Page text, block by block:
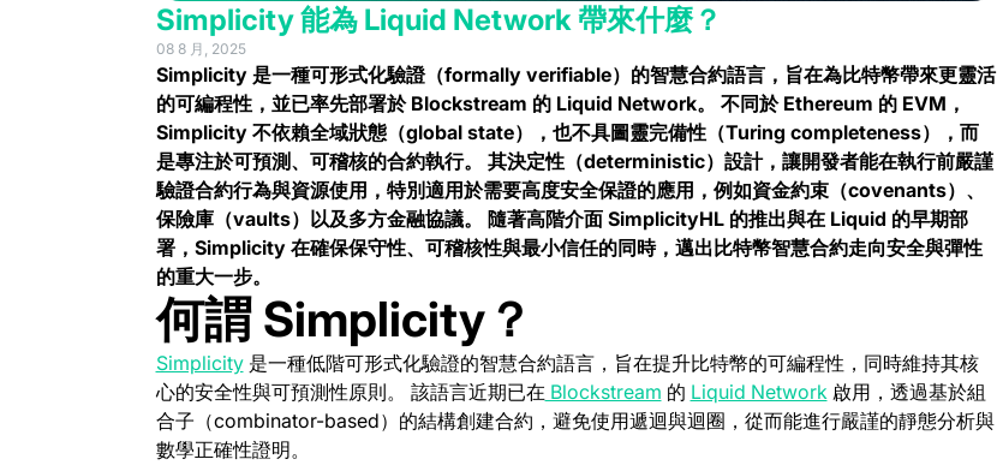
Simplicity 能為 Liquid Network 帶來什麼？
08 8 月, 2025
Simplicity 是一種可形式化驗證（formally verifiable）的智慧合約語言，旨在為比特幣帶來更靈活
的可編程性，並已率先部署於 Blockstream 的 Liquid Network。 不同於 Ethereum 的 EVM，
Simplicity 不依賴全域狀態（global state），也不具圖靈完備性（Turing completeness），而
是專注於可預測、可稽核的合約執行。 其決定性（deterministic）設計，讓開發者能在執行前嚴謹
驗證合約行為與資源使用，特別適用於需要高度安全保證的應用，例如資金約束（covenants）、
保險庫（vaults）以及多方金融協議。 隨著高階介面 SimplicityHL 的推出與在 Liquid 的早期部
署，Simplicity 在確保保守性、可稽核性與最小信任的同時，邁出比特幣智慧合約走向安全與彈性
的重大一步。
何謂 Simplicity？
Simplicity(opens in a new tab)
是一種低階可形式化驗證的智慧合約語言，旨在提升比特幣的可編程性，同時維持其核
心的安全性與可預測性原則。 該語言近期已在 Blockstream(opens in a new tab)
的 Liquid Network(opens in a new tab)
啟用，透過基於組
合子（combinator-based）的結構創建合約，避免使用遞迴與迴圈，從而能進行嚴謹的靜態分析與
數學正確性證明。